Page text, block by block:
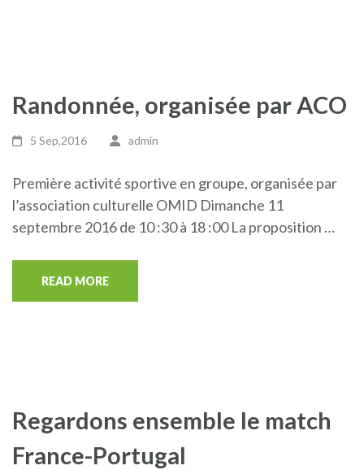
Randonnée, organisée par ACO
5 Sep,2016 admin
Première activité sportive en groupe, organisée par
l’association culturelle OMID Dimanche 11
septembre 2016 de 10 :30 à 18 :00 La proposition …
READ MORE
Regardons ensemble le match
France-Portugal